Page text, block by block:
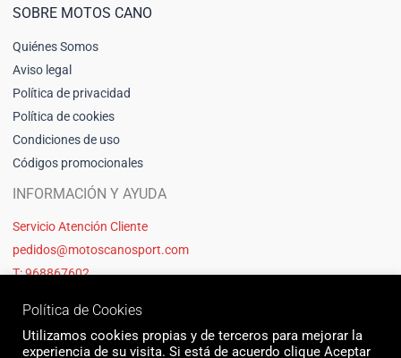
SOBRE MOTOS CANO
Quiénes Somos
Aviso legal
Política de privacidad
Política de cookies
Condiciones de uso
Códigos promocionales
INFORMACIÓN Y AYUDA
Servicio Atención Cliente
pedidos@motoscanosport.com
T: 968867602
Política de Cookies
Utilizamos cookies propias y de terceros para mejorar la
experiencia de su visita. Si está de acuerdo clique Aceptar